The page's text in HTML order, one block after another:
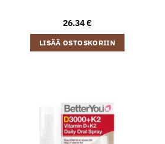
26.34€
LISÄÄ OSTOSKORIIN